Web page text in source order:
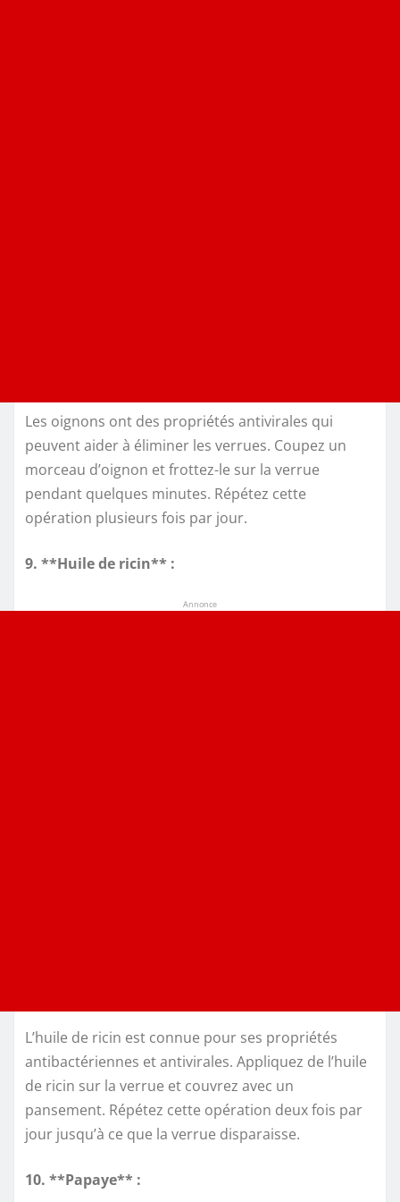
Les oignons ont des propriétés antivirales qui
peuvent aider à éliminer les verrues. Coupez un
morceau d’oignon et frottez-le sur la verrue
pendant quelques minutes. Répétez cette
opération plusieurs fois par jour.
9. **Huile de ricin** :
Annonce
L’huile de ricin est connue pour ses propriétés
antibactériennes et antivirales. Appliquez de l’huile
de ricin sur la verrue et couvrez avec un
pansement. Répétez cette opération deux fois par
jour jusqu’à ce que la verrue disparaisse.
10. **Papaye** :